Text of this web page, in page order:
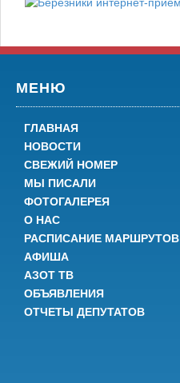
МЕНЮ
ГЛАВНАЯ
НОВОСТИ
СВЕЖИЙ НОМЕР
МЫ ПИСАЛИ
ФОТОГАЛЕРЕЯ
О НАС
РАСПИСАНИЕ МАРШРУТОВ
АФИША
АЗОТ ТВ
ОБЪЯВЛЕНИЯ
ОТЧЕТЫ ДЕПУТАТОВ